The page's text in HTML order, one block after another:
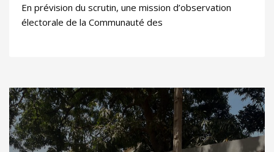
En prévision du scrutin, une mission d’observation
électorale de la Communauté des